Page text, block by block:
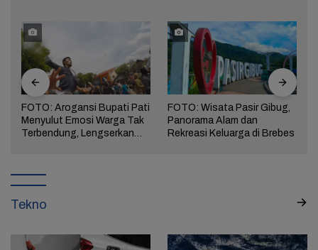
FOTO: Arogansi Bupati Pati
Menyulut Emosi Warga Tak
Terbendung, Lengserkan
FOTO: Wisata Pasir Gibug,
Panorama Alam dan
Rekreasi Keluarga di Brebes
Tekno